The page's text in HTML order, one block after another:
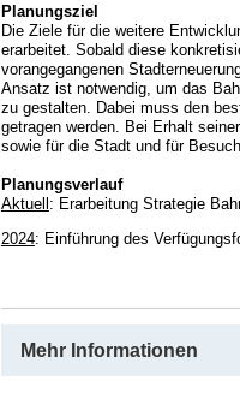
Planungsziel
Die Ziele für die weitere
erarbeitet. Sobald diese
vorangegangenen
Ansatz ist notwendig, um das
zu gestalten. Dabei muss den
getragen werden. Bei Erhalt
sowie für die Stadt und für
Planungsverlauf
Aktuell: Erarbeitung Strategie
2024: Einführung des
Mehr Informationen